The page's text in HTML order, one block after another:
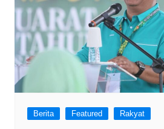
Berita Featured Rakyat